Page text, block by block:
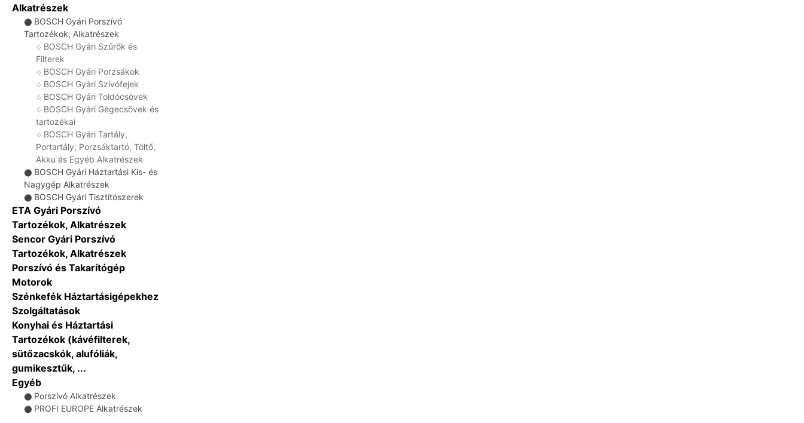
Alkatrészek
⚫ BOSCH Gyári Porszívó
Tartozékok, Alkatrészek
♢ BOSCH Gyári Szűrők és
Filterek
♢ BOSCH Gyári Porzsákok
♢ BOSCH Gyári Szívófejek
♢ BOSCH Gyári Toldócsövek
♢ BOSCH Gyári Gégecsövek és
tartozékai
♢ BOSCH Gyári Tartály,
Portartály, Porzsáktartó, Töltő,
Akku és Egyéb Alkatrészek
⚫ BOSCH Gyári Háztartási Kis- és
Nagygép Alkatrészek
⚫ BOSCH Gyári Tisztítószerek
ETA Gyári Porszívó
Tartozékok, Alkatrészek
Sencor Gyári Porszívó
Tartozékok, Alkatrészek
Porszívó és Takarítógép
Motorok
Szénkefék Háztartásigépekhez
Szolgáltatások
Konyhai és Háztartási
Tartozékok (kávéfilterek,
sütőzacskók, alufóliák,
gumikesztűk, ...
Egyéb
⚫ Porszívó Alkatrészek
⚫ PROFI EUROPE Alkatrészek